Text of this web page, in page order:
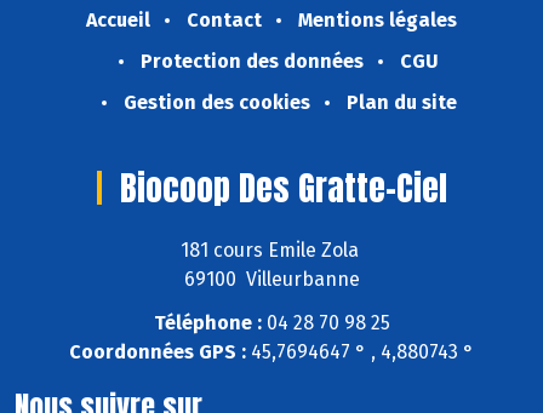
Accueil Contact
Mentions légales
Protection des données
CGU
Gestion des cookies
Plan du site
Biocoop Des Gratte-Ciel
181 cours Emile Zola
69100 Villeurbanne
Téléphone :04 28 70 98 25
Coordonnées GPS : 45,7694647 ° , 4,880743 °